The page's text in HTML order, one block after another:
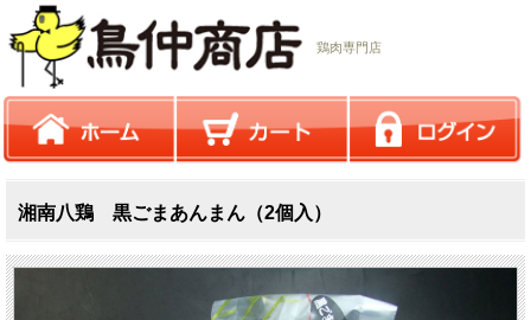
鶏肉専門店
湘南八鶏 黒ごまあんまん（2個入）